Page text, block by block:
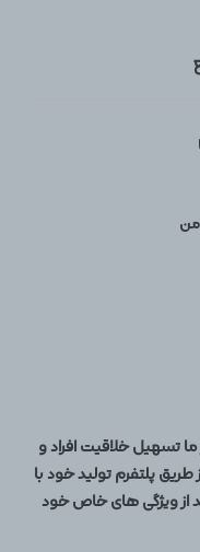
تسهیل خلاقیت افراد و
طریق پلتفرم تولید خود با
از ویژگی های خاص خود